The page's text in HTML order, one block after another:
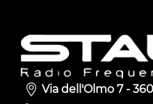
Via dell'Olmo 7 -